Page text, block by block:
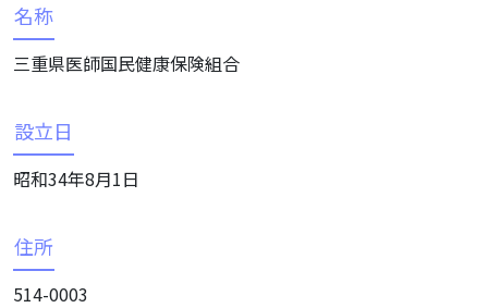
名称
三重県医師国民健康保険組合
設立日
昭和34年8月1日
住所
514-0003